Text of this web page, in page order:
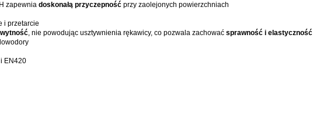
zapewnia doskonałą przyczepność przy zaolejonych powierzchniach
i przetarcie
, nie powodując usztywnienia rękawicy, co pozwala zachować sprawność i elastyczność
EN420